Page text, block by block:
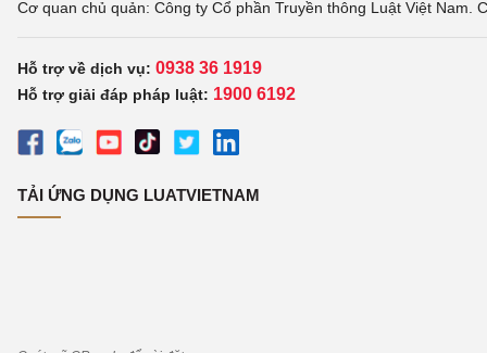
Cơ quan chủ quản: Công ty Cổ phần Truyền thông Luật Việt Nam.
Hỗ trợ về dịch vụ: 0938 36 1919
Hỗ trợ giải đáp pháp luật: 1900 6192
TẢI ỨNG DỤNG LUATVIETNAM